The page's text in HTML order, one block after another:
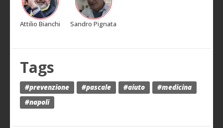
Attilio Bianchi Sandro Pignata
Tags
#prevenzione #pascale #aiuto
#medicina
#napoli